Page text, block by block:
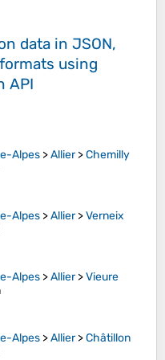
data in JSON,
using
API
Alpes >Allier>Chemilly
Alpes >Allier>Verneix
Alpes >Allier>Vieure
Alpes >Allier>Châtillon